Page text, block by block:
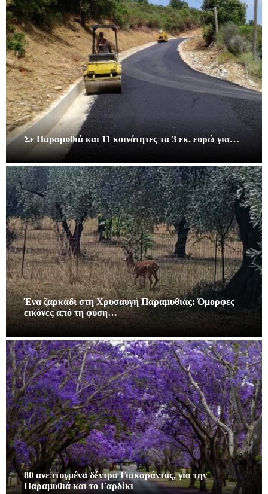
Σε Παραμυθιά και 11 κοινότητες τα 3 εκ. ευρώ για…
Ένα ζαρκάδι στη Χρυσαυγή Παραμυθιάς: Όμορφες
εικόνες από τη φύση…
80 ανεπτυγμένα δέντρα Γιακαράντας, για την
Παραμυθιά και το Γαρδίκι